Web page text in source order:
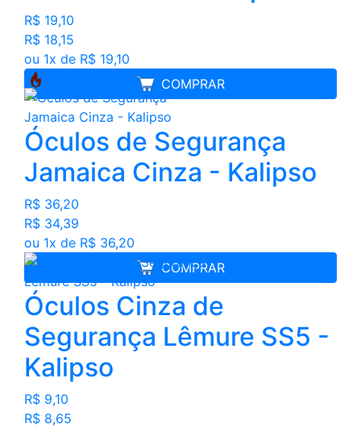
R$ 19,10
R$ 18,15
ou 1x de R$ 19,10
COMPRAR
Óculos de Segurança
Jamaica Cinza - Kalipso
R$ 36,20
R$ 34,39
ou 1x de R$ 36,20
COMPRAR
Óculos Cinza de
Segurança Lêmure SS5 -
Kalipso
R$ 9,10
R$ 8,65